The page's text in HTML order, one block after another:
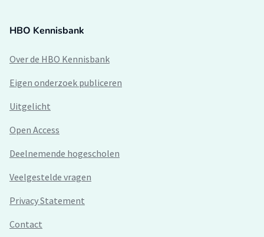
HBO Kennisbank
Over de HBO Kennisbank
Eigen onderzoek publiceren
Uitgelicht
Open Access
Deelnemende hogescholen
Veelgestelde vragen
Privacy Statement
Contact